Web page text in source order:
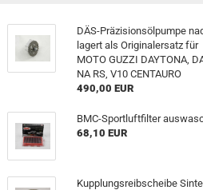
DÄS-​Präzisionsölpumpe
la­gert als Ori­gi­nal­er­satz für
MOTO GUZZI DAY­TO­NA,
NA RS, V10 CEN­TAU­RO
490,00 EUR
BMC-​Sportluftfilter
68,10 EUR
Kupp­lungs­reib­schei­be